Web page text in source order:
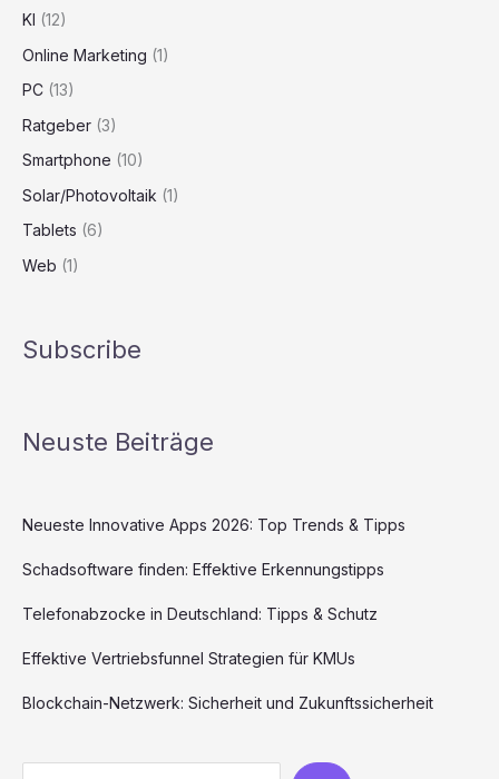
KI (12)
Online Marketing (1)
PC (13)
Ratgeber (3)
Smartphone (10)
Solar/Photovoltaik (1)
Tablets (6)
Web (1)
Subscribe
Neuste Beiträge
Neueste Innovative Apps 2026: Top Trends & Tipps
Schadsoftware finden: Effektive Erkennungstipps
Telefonabzocke in Deutschland: Tipps & Schutz
Effektive Vertriebsfunnel Strategien für KMUs
Blockchain-Netzwerk: Sicherheit und Zukunftssicherheit